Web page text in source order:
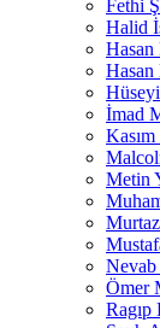
Fethi
Halid
Hasan
Hasan
İmad
Metin
Nevab
Ömer
Ragıp